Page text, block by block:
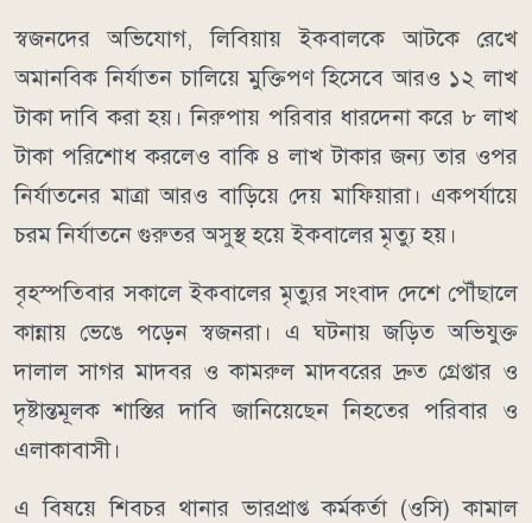
স্বজনদের অভিযোগ, লিবিয়ায় ইকবালকে আটকে রেখে
অমানবিক নির্যাতন চালিয়ে মুক্তিপণ হিসেবে আরও ১২ লাখ
টাকা দাবি করা হয়। নিরুপায় পরিবার ধারদেনা করে ৮ লাখ
টাকা পরিশোধ করলেও বাকি ৪ লাখ টাকার জন্য তার ওপর
নির্যাতনের মাত্রা আরও বাড়িয়ে দেয় মাফিয়ারা। একপর্যায়ে
চরম নির্যাতনে গুরুতর অসুস্থ হয়ে ইকবালের মৃত্যু হয়।
বৃহস্পতিবার সকালে ইকবালের মৃত্যুর সংবাদ দেশে পৌঁছালে
কান্নায় ভেঙে পড়েন স্বজনরা। এ ঘটনায় জড়িত অভিযুক্ত
দালাল সাগর মাদবর ও কামরুল মাদবরের দ্রুত গ্রেপ্তার ও
দৃষ্টান্তমূলক শাস্তির দাবি জানিয়েছেন নিহতের পরিবার ও
এলাকাবাসী।
এ বিষয়ে শিবচর থানার ভারপ্রাপ্ত কর্মকর্তা (ওসি) কামাল